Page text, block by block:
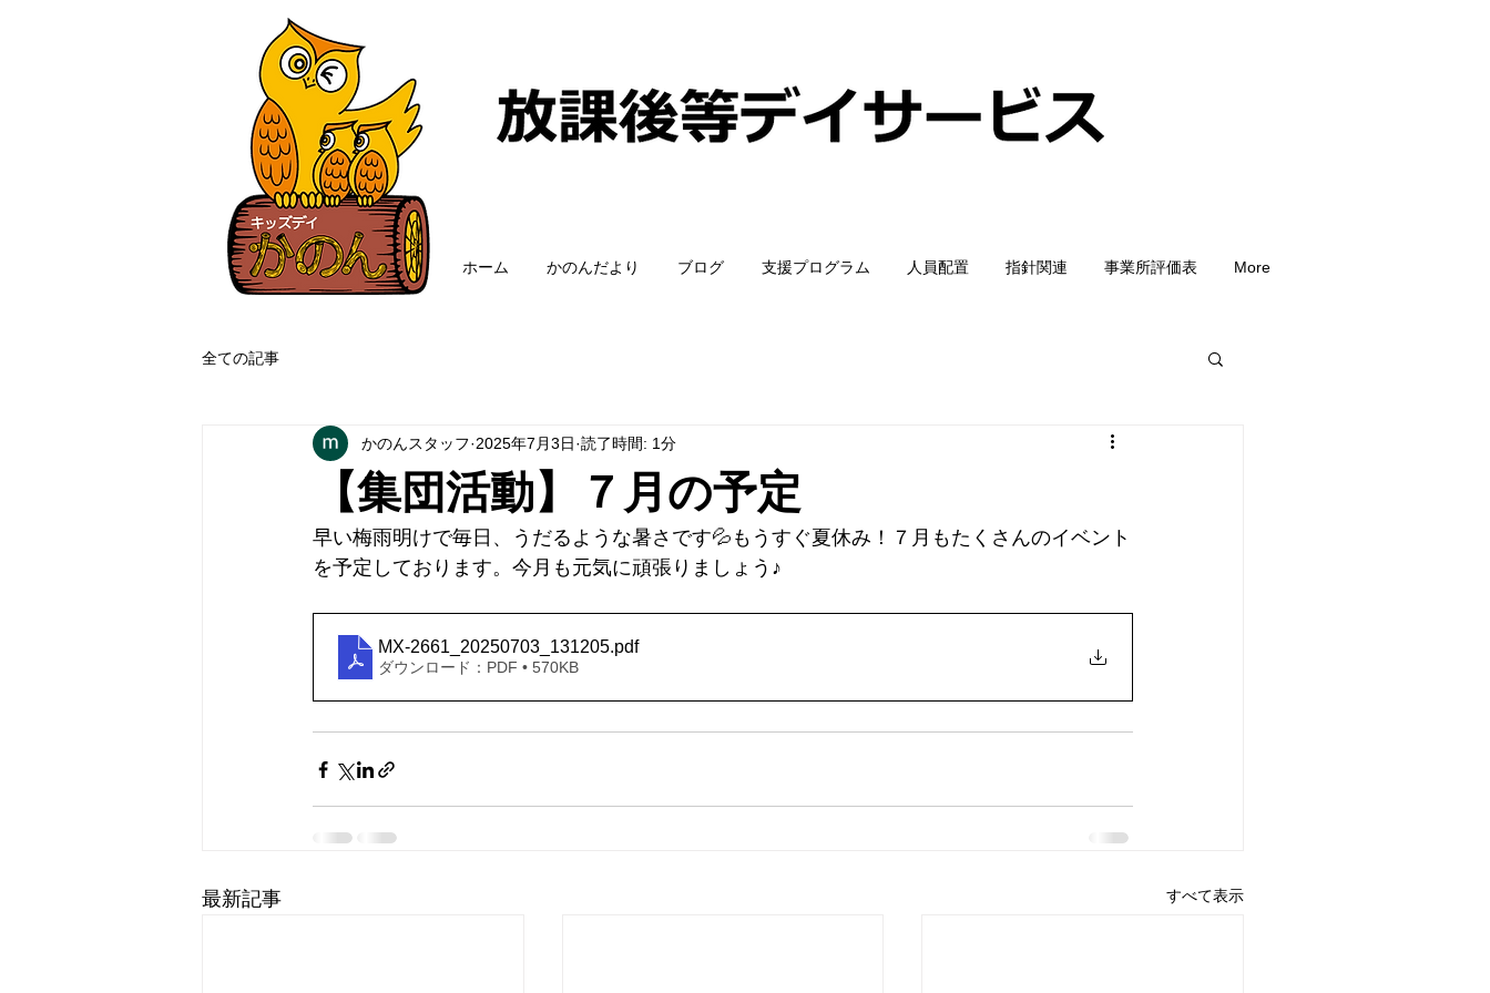
ホーム かのんだより ブログ 支援プログラム 人員配置 指針関連 事業所評価表 More
全ての記事
【集団活動】７月の予定
かのんスタッフ 2025年7月3日 読了時間: 1分
早い梅雨明けで毎日、うだるような暑さです💦もうすぐ夏休み！７月もたくさんのイベント
を予定しております。今月も元気に頑張りましょう♪
MX-2661_20250703_131205.pdf
ダウンロード：PDF • 570KB
最新記事 すべて表示